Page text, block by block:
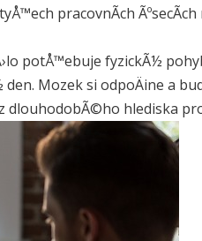
pracovnÃ­ch ÃºsecÃ­ch
potÅ™ebuje fyzickÃ½
Mozek si odpoÄine a
hlediska